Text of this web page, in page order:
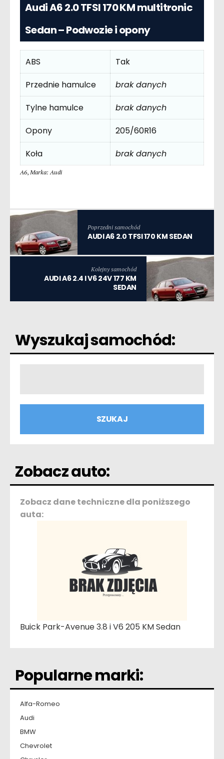
Audi A6 2.0 TFSI 170 KM multitronic
Sedan – Podwozie i opony
ABS
Tak
Przednie hamulce
brak danych
Tylne hamulce
brak danych
Opony
205/60R16
Koła
brak danych
A6, Marka: Audi
Poprzedni samochód
AUDI A6 2.0 TFSI 170 KM SEDAN
Kolejny samochód
AUDI A6 2.4 I V6 24V 177 KM
SEDAN
Wyszukaj samochód:
Zobacz auto:
Zobacz dane techniczne dla poniższego
auta:
Buick Park-Avenue 3.8 i V6 205 KM Sedan
Popularne marki:
Alfa-Romeo
Audi
BMW
Chevrolet